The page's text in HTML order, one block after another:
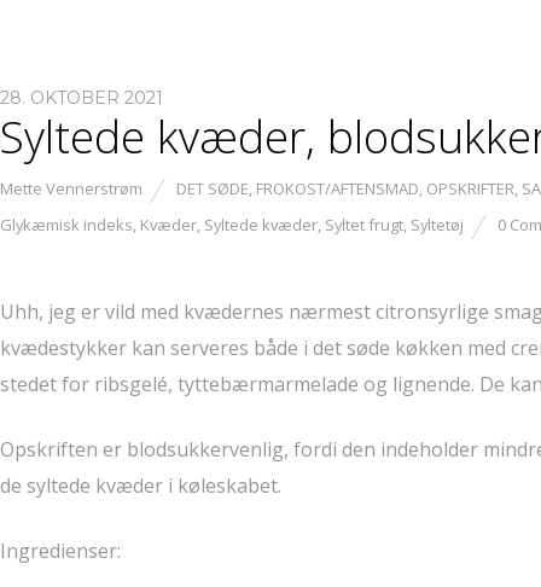
28. OKTOBER 2021
Syltede kvæder,
Mette Vennerstrøm DET SØDE, FROKOST/AFTENSMAD, OPSKRIFTER,
Glykæmisk indeks, Kvæder, Syltede kvæder, Syltet frugt, Syltetøj 0
Uhh, jeg er vild med kvædernes nærmest citronsyrlige
kvædestykker kan serveres både i det søde køkken med
stedet for ribsgelé, tyttebærmarmelade og lignende. De
Opskriften er blodsukkervenlig, fordi den indeholder
de syltede kvæder i køleskabet.
Ingredienser: